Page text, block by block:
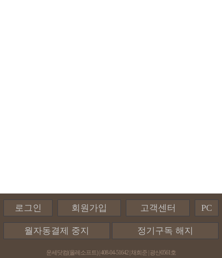
로그인 회원가입 고객센터 PC
월자동결제 중지 정기구독 해지
운세닷컴(올레소프트) | 408-04-51642 | 채희준 | 광산0561호